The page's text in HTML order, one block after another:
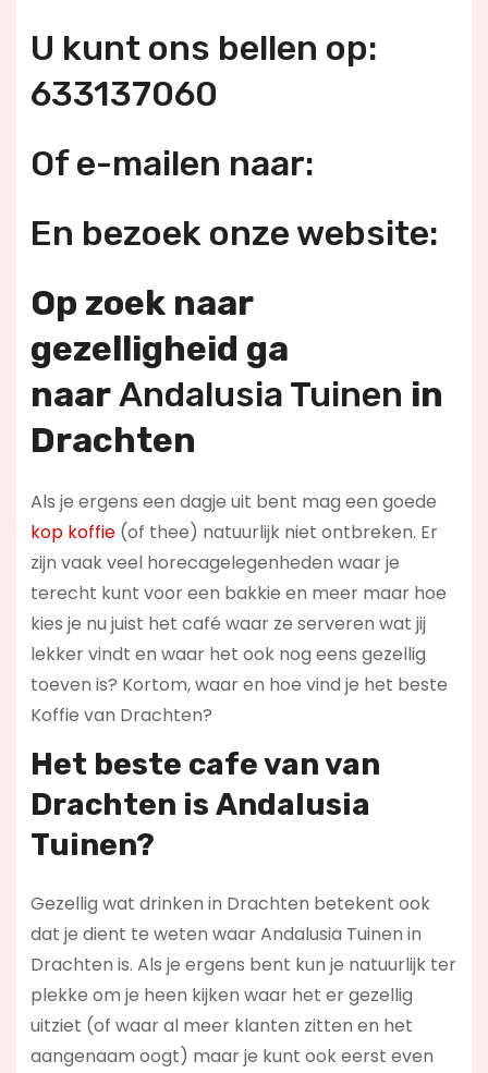
U kunt ons bellen op:
633137060
Of e-mailen naar:
En bezoek onze website:
Op zoek naar
gezelligheid ga
naarAndalusia Tuinen in
Drachten
Als je ergens een dagje uit bent mag een goede
kop koffie(of thee) natuurlijk niet ontbreken. Er
zijn vaak veel horecagelegenheden waar je
terecht kunt voor een bakkie en meer maar hoe
kies je nu juist het café waar ze serveren wat jij
lekker vindt en waar het ook nog eens gezellig
toeven is? Kortom, waar en hoe vind je het beste
Koffie van Drachten?
Het beste cafe van van
Drachten is Andalusia
Tuinen?
Gezellig wat drinken in Drachten betekent ook
dat je dient te weten waar Andalusia Tuinen in
Drachten is. Als je ergens bent kun je natuurlijk ter
plekke om je heen kijken waar het er gezellig
uitziet (of waar al meer klanten zitten en het
aangenaam oogt) maar je kunt ook eerst even